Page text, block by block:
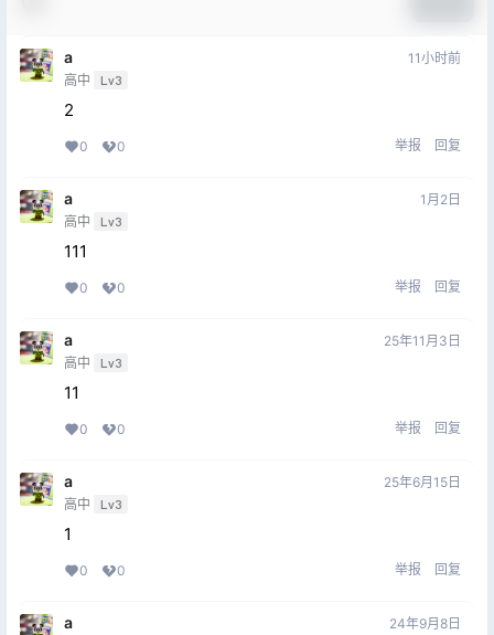
a
高中 Lv3
11小时前
2
0 0 举报 回复
a
高中 Lv3
1月2日
111
0 0 举报 回复
a
高中 Lv3
25年11月3日
11
0 0 举报 回复
a
高中 Lv3
25年6月15日
1
0 0 举报 回复
a 24年9月8日